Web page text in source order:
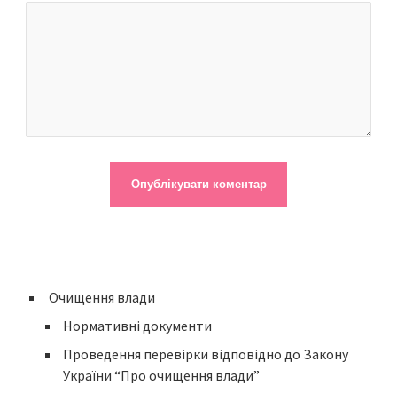
Очищення влади
Нормативні документи
Проведення перевірки відповідно до Закону
України “Про очищення влади”